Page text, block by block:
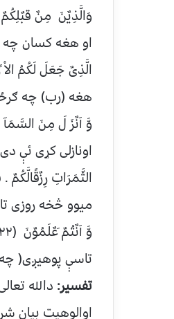
وَالَّذِیٌنَ مِنٌ قبٌلِکُمٌ َعَلَّکُمٌ
او هغه کسان چه
الَّذِیٌ جَعَلَ لَکُمُ
هغه (رب) چه
وَّ اَنٌزَ لَ مِنَ
اونازلی کړی ئې
الثَّمَرَاتِ رِزٌقًالَّکُمٌ .
میوو څخه روزی
وَّ اَنٌتُمٌ َعٌلَمُوٌنَ (۲۲)
تاسې پوهیږی(
تفسیر: دالله
اوالوهیت بیان